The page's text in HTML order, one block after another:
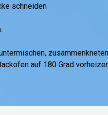
schneiden
auf 180 Grad